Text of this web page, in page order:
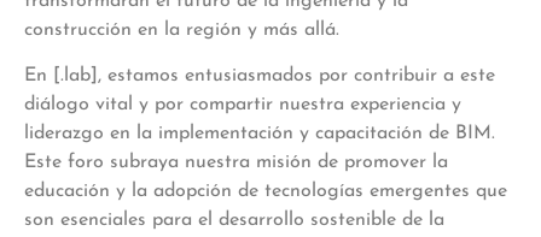
construcción en la región y más allá.
En [.lab], estamos entusiasmados por contribuir a este
diálogo vital y por compartir nuestra experiencia y
liderazgo en la implementación y capacitación de BIM.
Este foro subraya nuestra misión de promover la
educación y la adopción de tecnologías emergentes que
son esenciales para el desarrollo sostenible de la